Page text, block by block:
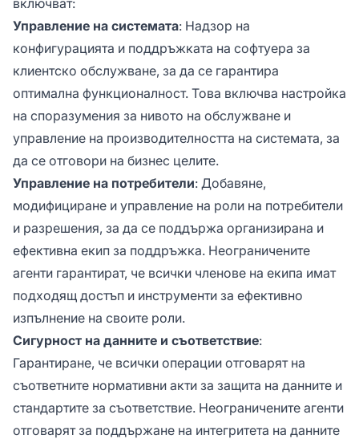
Управление на системата: Надзор на
конфигурацията и поддръжката на софтуера за
клиентско обслужване, за да се гарантира
оптимална функционалност. Това включва настройка
на споразумения за нивото на обслужване и
управление на производителността на системата, за
да се отговори на бизнес целите.
Управление на потребители: Добавяне,
модифициране и управление на роли на потребители
и разрешения, за да се поддържа организирана и
ефективна екип за поддръжка. Неограничените
агенти гарантират, че всички членове на екипа имат
подходящ достъп и инструменти за ефективно
изпълнение на своите роли.
Сигурност на данните и съответствие:
Гарантиране, че всички операции отговарят на
съответните нормативни акти за защита на данните и
стандартите за съответствие. Неограничените агенти
отговарят за поддържане на интегритета на данните